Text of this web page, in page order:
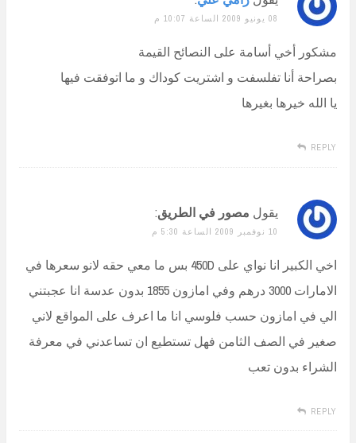
08 يونيو 2009 الساعة 10:07 م
مشكور أخي أسامة على النصائح القيمة
بصراحة أنا تفلسفت و اشتريت كوداك و ما اتوفقت فيها
يا الله خيرها بغيرها
REPLY
يقول مصور في الطريق:
10 نوفمبر 2009 الساعة 5:30 م
اخي الكبير انا نواي على 450D بس ما معي حقه لانو سعرها في
الامارات 3000 درهم وفي امازون 1855 بدون عدسة انا عجبتني
الي في امازون حسب فلوسي انا ما اعرف على المواقع لاني
صغير في الصف الثامن فهل تستطيع ان تساعدني في معرفة
الشراء بدون تعب
REPLY